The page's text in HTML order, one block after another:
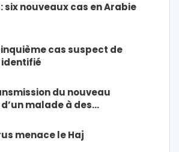
six nouveaux cas en Arabie
cas suspect de
du nouveau
malade à des…
menace le Haj